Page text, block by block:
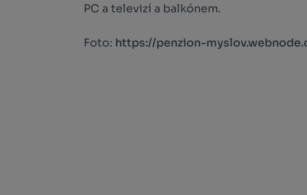
PC a televizí a balkónem.
Foto: https://penzion-